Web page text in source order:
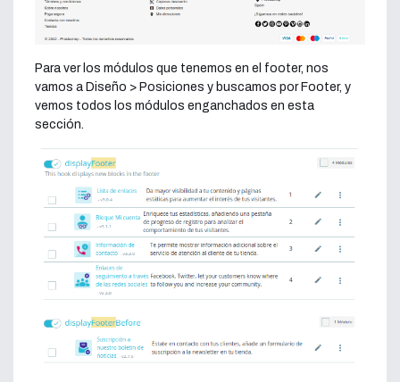
Para ver los módulos que tenemos en el footer, nos
vamos a Diseño > Posiciones y buscamos por Footer, y
vemos todos los módulos enganchados en esta
sección.